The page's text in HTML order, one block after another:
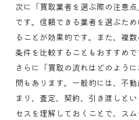
次に「買取業者を選ぶ際の注意
です。信頼できる業者を選ぶた
ることが効果的です。また、複
条件を比較することもおすすめで
さらに「買取の流れはどのよう
問もあります。一般的には、不
まり、査定、契約、引き渡しと
セスを理解しておくことで、スム